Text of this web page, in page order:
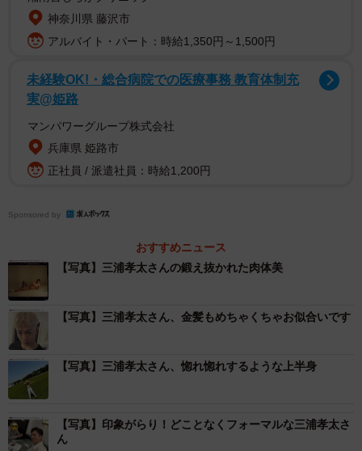
神奈川県 藤沢市
アルバイト・パート：時給1,350円～1,500円
未経験OK!・総合病院での医療事務 教育体制充
実@姫路
マンパワーグループ株式会社
兵庫県 姫路市
正社員 / 派遣社員：時給1,200円
Sponsored by
おすすめニュース
【写真】三浦孝太さんの鍛え抜かれた肉体美
【写真】三浦孝太さん、金髪もめちゃくちゃお似合いです
【写真】三浦孝太さん、惚れ惚れするような上半身
【写真】印象がらり！どことなくフォーマルな三浦孝太さ
ん